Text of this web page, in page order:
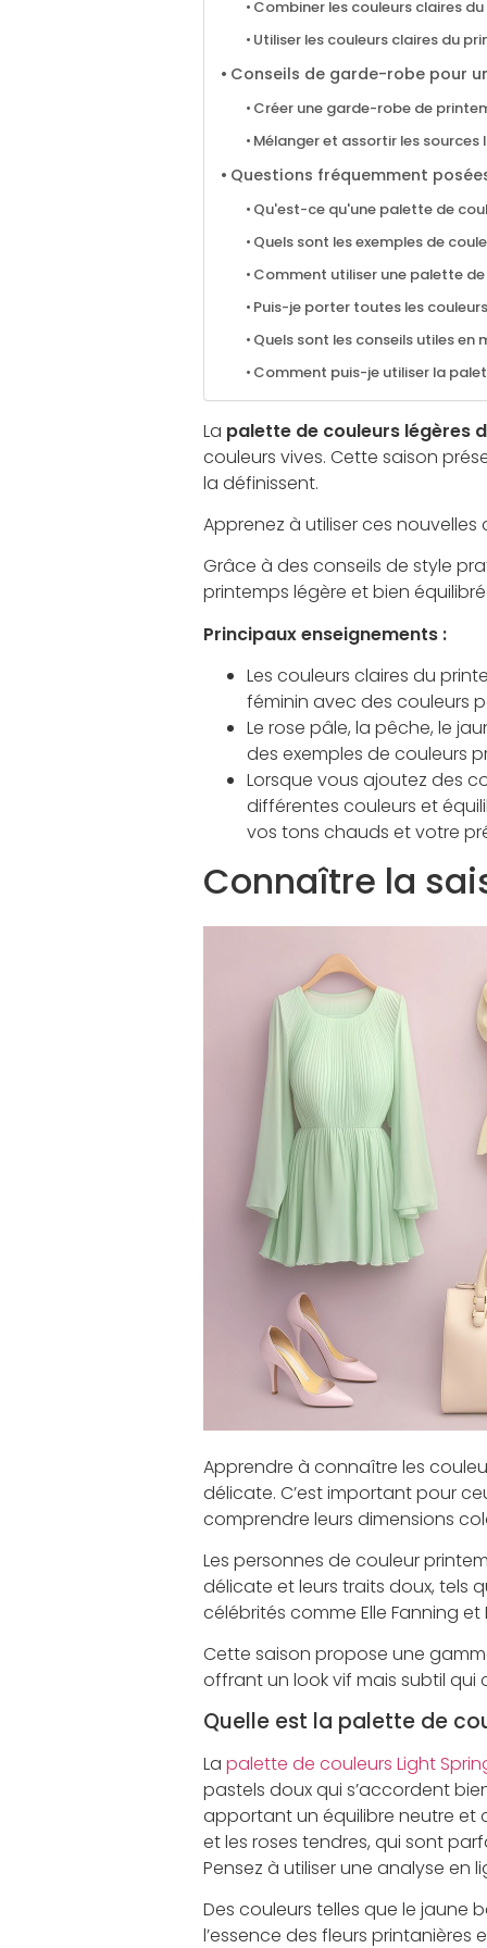
Combiner les couleurs claires
Utiliser les couleurs claires du
Conseils de garde-robe pour
Créer une garde-robe de
Mélanger et assortir les sources
Questions fréquemment
Qu'est-ce qu'une palette de
Quels sont les exemples de
Comment utiliser une palette
Puis-je porter toutes les
Quels sont les conseils utiles
Comment puis-je utiliser la
La palette de couleurs légères
couleurs vives. Cette saison
la définissent.
Apprenez à utiliser ces nouvelles
Grâce à des conseils de style
printemps légère et bien
Principaux enseignements :
Les couleurs claires du
féminin avec des couleurs
Le rose pâle, la pêche, le
des exemples de couleurs
Lorsque vous ajoutez des
différentes couleurs et
vos tons chauds et votre
Connaître la
Apprendre à connaître les
délicate. C’est important pour
comprendre leurs dimensions
Les personnes de couleur
délicate et leurs traits doux, tels
célébrités comme Elle Fanning
Cette saison propose une
offrant un look vif mais subtil qui
Quelle est la palette de
La palette de couleurs Light
pastels doux qui s’accordent
apportant un équilibre neutre et
et les roses tendres, qui sont
Pensez à utiliser une analyse en
Des couleurs telles que le jaune
l’essence des fleurs